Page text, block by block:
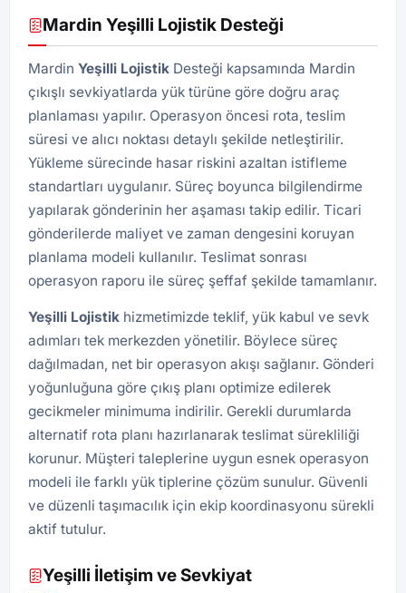
Mardin Yeşilli Lojistik Desteği
Mardin Yeşilli Lojistik Desteği kapsamında Mardin
çıkışlı sevkiyatlarda yük türüne göre doğru araç
planlaması yapılır. Operasyon öncesi rota, teslim
süresi ve alıcı noktası detaylı şekilde netleştirilir.
Yükleme sürecinde hasar riskini azaltan istifleme
standartları uygulanır. Süreç boyunca bilgilendirme
yapılarak gönderinin her aşaması takip edilir. Ticari
gönderilerde maliyet ve zaman dengesini koruyan
planlama modeli kullanılır. Teslimat sonrası
operasyon raporu ile süreç şeffaf şekilde tamamlanır.
Yeşilli Lojistik hizmetimizde teklif, yük kabul ve sevk
adımları tek merkezden yönetilir. Böylece süreç
dağılmadan, net bir operasyon akışı sağlanır. Gönderi
yoğunluğuna göre çıkış planı optimize edilerek
gecikmeler minimuma indirilir. Gerekli durumlarda
alternatif rota planı hazırlanarak teslimat sürekliliği
korunur. Müşteri taleplerine uygun esnek operasyon
modeli ile farklı yük tiplerine çözüm sunulur. Güvenli
ve düzenli taşımacılık için ekip koordinasyonu sürekli
aktif tutulur.
Yeşilli İletişim ve Sevkiyat